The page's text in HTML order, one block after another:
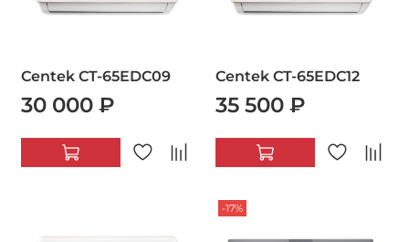
Centek CT-65EDC09
30 000 ₽
Centek CT-65EDC12
35 500 ₽
-17%